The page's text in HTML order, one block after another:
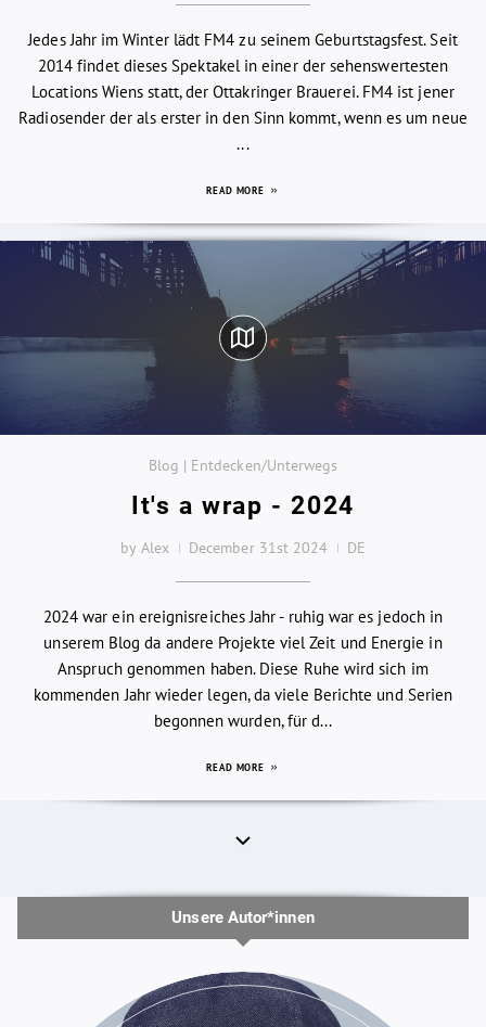
Jedes Jahr im Winter lädt FM4 zu seinem Geburtstagsfest. Seit
2014 findet dieses Spektakel in einer der sehenswertesten
Locations Wiens statt, der Ottakringer Brauerei. FM4 ist jener
Radiosender der als erster in den Sinn kommt, wenn es um neue
...
READ MORE
Blog | Entdecken/Unterwegs
It's a wrap - 2024
by Alex December 31st 2024 DE
2024 war ein ereignisreiches Jahr - ruhig war es jedoch in
unserem Blog da andere Projekte viel Zeit und Energie in
Anspruch genommen haben. Diese Ruhe wird sich im
kommenden Jahr wieder legen, da viele Berichte und Serien
begonnen wurden, für d...
READ MORE
Unsere Autor*innen